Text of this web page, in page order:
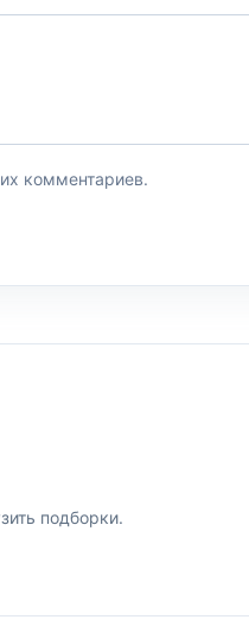
комментариев.
подборки.